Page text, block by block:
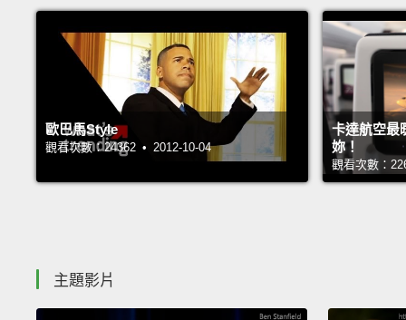
歐巴馬Style
觀看次數：24362 • 2012-10-04
卡達航空最
妳！
觀看次數：
主題影片